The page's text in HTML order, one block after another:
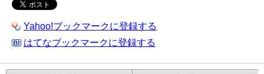
Yahoo!ブックマークに登録する
はてなブックマークに登録する